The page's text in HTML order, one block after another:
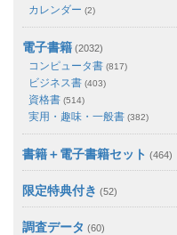
カレンダー (2)
電子書籍 (2032)
コンピュータ書 (817)
ビジネス書 (403)
資格書 (514)
実用・趣味・一般書 (382)
書籍＋電子書籍セット (464)
限定特典付き (52)
調査データ (60)